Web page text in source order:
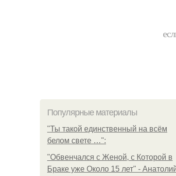
Популярные материалы
"Ты такой единственный на всём
белом свете …":
"Обвенчался с Женой, с Которой в
Браке уже Около 15 лет" -